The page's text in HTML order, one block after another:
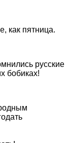
как пятница.
русские
бобиках!